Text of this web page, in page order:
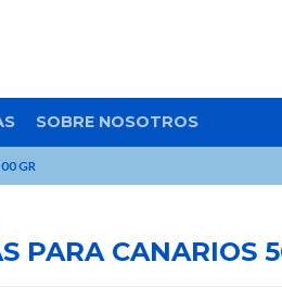
SOBRE NOSOTROS
GR
PARA CANARIOS